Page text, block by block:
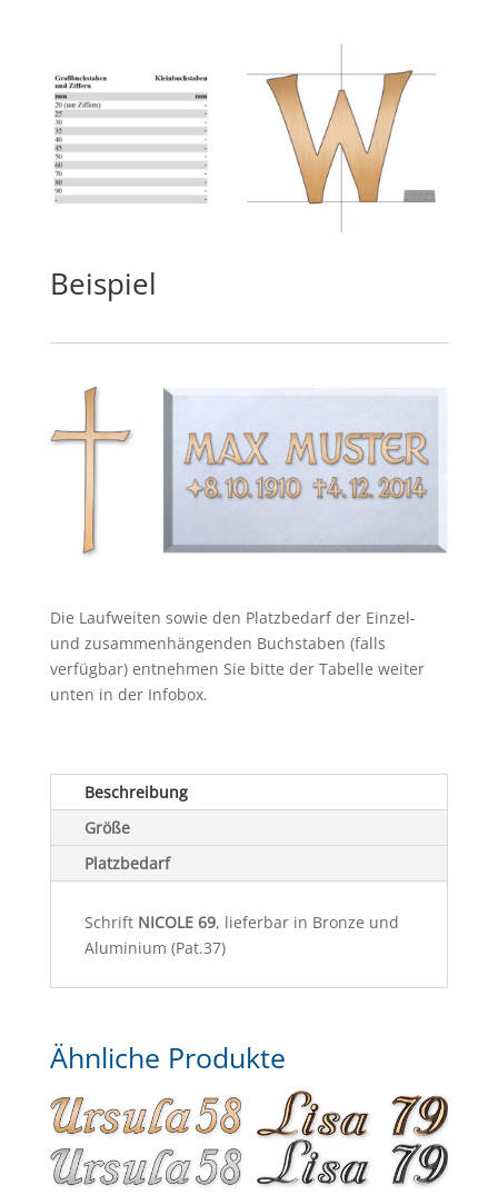
Beispiel
Die Laufweiten sowie den Platzbedarf der Einzel-
und zusammenhängenden Buchstaben (falls
verfügbar) entnehmen Sie bitte der Tabelle weiter
unten in der Infobox.
Beschreibung
Größe
Platzbedarf
Schrift NICOLE 69, lieferbar in Bronze und
Aluminium (Pat.37)
Ähnliche Produkte